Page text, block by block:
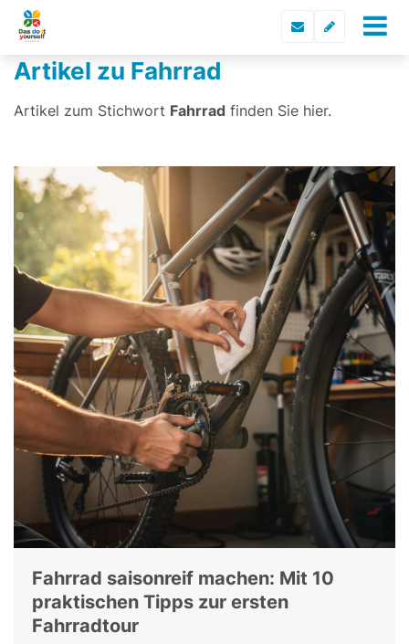
Artikel zu Fahrrad
Artikel zum Stichwort Fahrrad finden Sie hier.
Fahrrad saisonreif machen: Mit 10
praktischen Tipps zur ersten
Fahrradtour